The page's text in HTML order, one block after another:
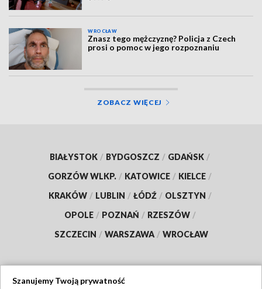
WROCŁAW
Znasz tego mężczyznę? Policja z Czech
prosi o pomoc w jego rozpoznaniu
ZOBACZ WIĘCEJ
BIAŁYSTOK / BYDGOSZCZ / GDAŃSK /
GORZÓW WLKP. / KATOWICE / KIELCE /
KRAKÓW / LUBLIN / ŁÓDŹ / OLSZTYN /
OPOLE / POZNAŃ / RZESZÓW /
SZCZECIN / WARSZAWA / WROCŁAW
Szanujemy Twoją prywatność